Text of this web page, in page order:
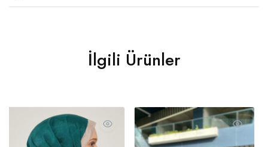
İlgili Ürünler